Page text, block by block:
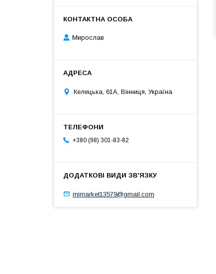
Мирослав
Келецька, 61А, Вінниця, Україна
+380 (98) 301-83-82
mimarket13579@gmail.com